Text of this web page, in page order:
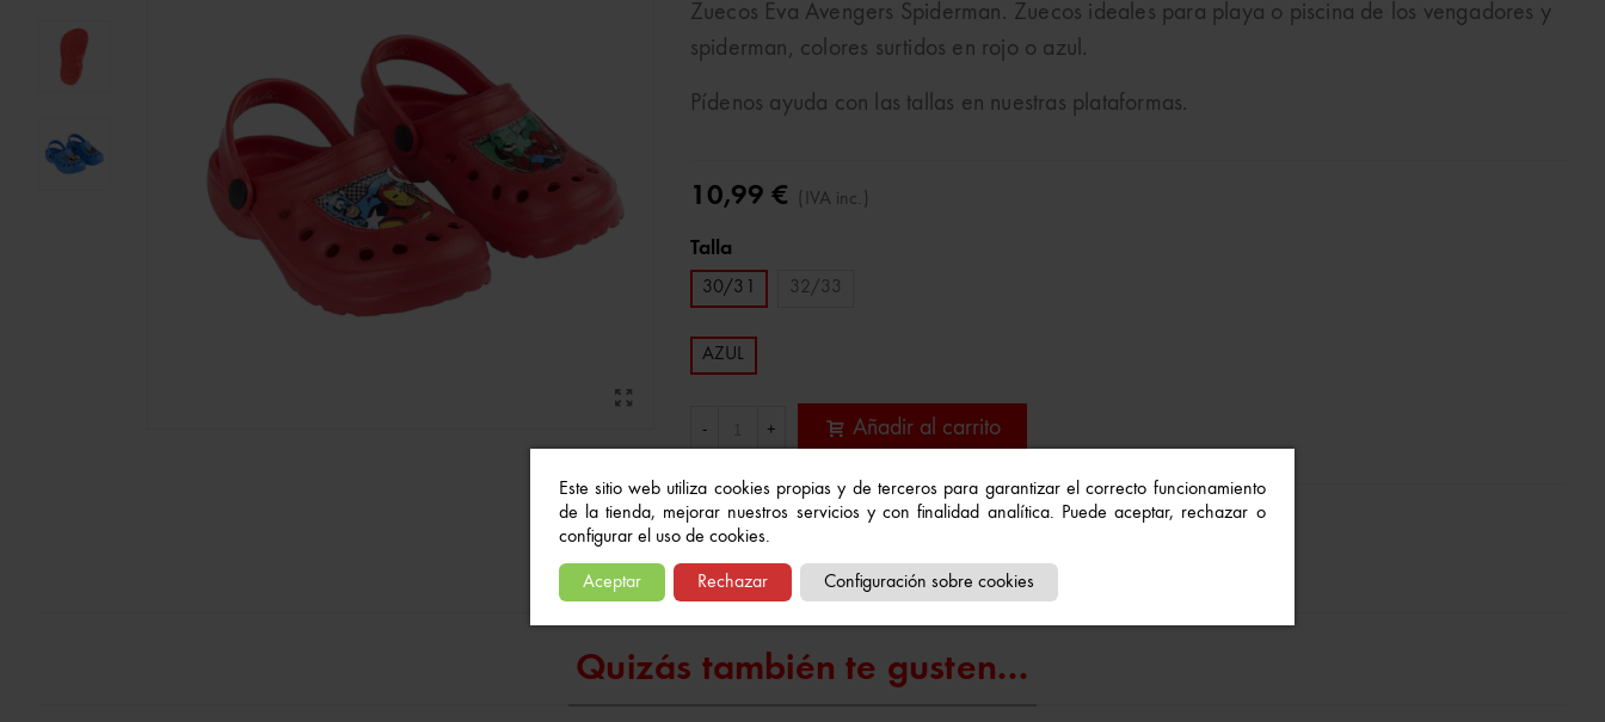
Este sitio web utiliza cookies propias y de terceros para garantizar el correcto funcionamiento
de la tienda, mejorar nuestros servicios y con finalidad analítica. Puede aceptar, rechazar o
configurar el uso de cookies.
Aceptar Rechazar Configuración sobre cookies
Zuecos Eva Avengers Spiderman. Zuecos ideales para playa o piscina de los vengadores y
spiderman, colores surtidos en rojo o azul.
Pídenos ayuda con las tallas en nuestras plataformas.
10,99 € (IVA inc.)
Talla
30/31 32/33
AZUL
- + Añadir al carrito
Referencia: 8445484224337
Quizás también te gusten...